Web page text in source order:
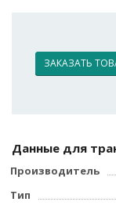
ЗАКАЗАТЬ
Данные для
Производитель
Тип